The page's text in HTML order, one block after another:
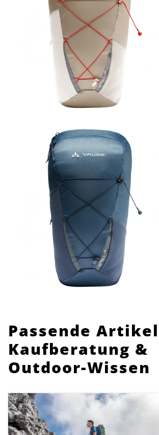
Passende
Kaufberatung &
Outdoor-Wissen